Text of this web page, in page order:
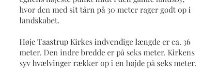
hvor den med sit tårn på 30 meter rager godt op i
landskabet.
Høje Taastrup Kirkes indvendige længde er ca. 36
meter. Den indre bredde er på seks meter. Kirkens
syv hvælvinger rækker op i en højde på seks meter.